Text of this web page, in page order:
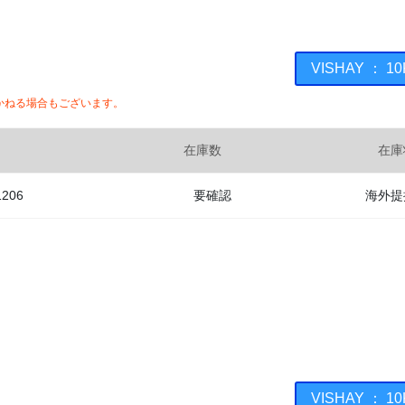
VISHAY ：
る場合もございます。
在庫数 在
要確認 海外
VISHAY ：